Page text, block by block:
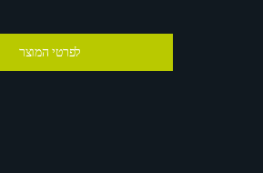
לפרטי המוצר